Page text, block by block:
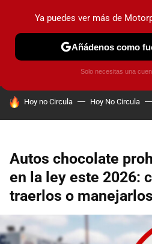
PRUEBAS INDUSTRIA HOY
HOY SE HABLA DE
Hoy no Circula Hoy No Circula
Autos chocolate
en la ley este 2026:
traerlos o manejarlos
Ya puedes ver más de
Añádenos como
Solo necesitas una